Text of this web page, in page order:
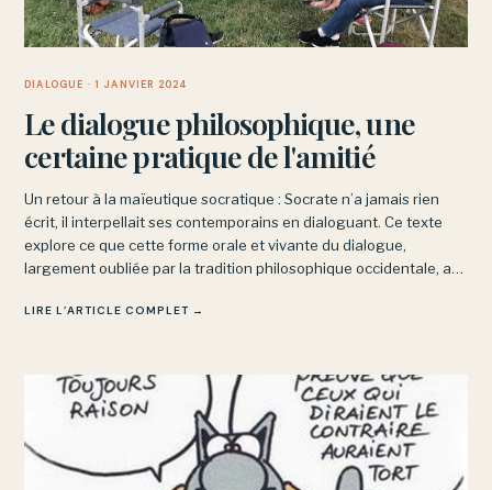
DIALOGUE · 1 JANVIER 2024
Le dialogue philosophique, une
certaine pratique de l'amitié
Un retour à la maïeutique socratique : Socrate n’a jamais rien
écrit, il interpellait ses contemporains en dialoguant. Ce texte
explore ce que cette forme orale et vivante du dialogue,
largement oubliée par la tradition philosophique occidentale, a
LIRE L’ARTICLE COMPLET →